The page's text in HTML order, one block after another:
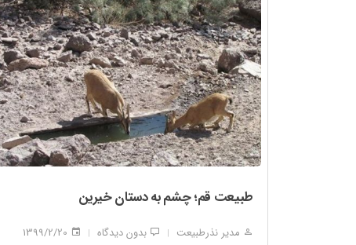
طبیعت قم؛ چشم به دستان خیرین
مدیر نذرطبیعت | بدون دیدگاه |